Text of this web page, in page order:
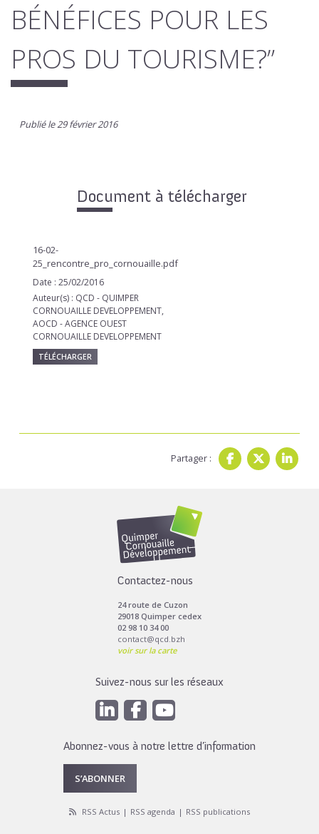
BÉNÉFICES POUR LES
PROS DU TOURISME?”
Publié le 29 février 2016
Document à télécharger
16-02-
25_rencontre_pro_cornouaille.pdf
Date : 25/02/2016
Auteur(s) : QCD - QUIMPER
CORNOUAILLE DEVELOPPEMENT,
AOCD - AGENCE OUEST
CORNOUAILLE DEVELOPPEMENT
TÉLÉCHARGER
Partager :
Contactez-nous
24 route de Cuzon
29018 Quimper cedex
02 98 10 34 00
contact@qcd.bzh
voir sur la carte
Suivez-nous sur les réseaux
Abonnez-vous à notre lettre d’information
S’ABONNER
RSS Actus RSS agenda RSS publications